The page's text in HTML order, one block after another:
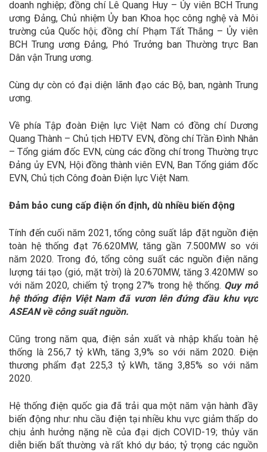
doanh nghiệp; đồng chí Lê Quang Huy – Ủy viên BCH Trung
ương Đảng, Chủ nhiệm Ủy ban Khoa học công nghệ và Môi
trường của Quốc hội; đồng chí Phạm Tất Thắng – Ủy viên
BCH Trung ương Đảng, Phó Trưởng ban Thường trực Ban
Dân vận Trung ương.
Cùng dự còn có đại diện lãnh đạo các Bộ, ban, ngành Trung
ương.
Về phía Tập đoàn Điện lực Việt Nam có đồng chí Dương
Quang Thành – Chủ tịch HĐTV EVN, đồng chí Trần Đình Nhân
– Tổng giám đốc EVN, cùng các đồng chí trong Thường trực
Đảng ủy EVN, Hội đồng thành viên EVN, Ban Tổng giám đốc
EVN, Chủ tịch Công đoàn Điện lực Việt Nam.
Đảm bảo cung cấp điện ổn định, dù nhiều biến động
Tính đến cuối năm 2021, tổng công suất lắp đặt nguồn điện
toàn hệ thống đạt 76.620MW, tăng gần 7.500MW so với
năm 2020. Trong đó, tổng công suất các nguồn điện năng
lượng tái tạo (gió, mặt trời) là 20.670MW, tăng 3.420MW so
với năm 2020, chiếm tỷ trọng 27% trong hệ thống. Quy mô
hệ thống điện Việt Nam đã vươn lên đứng đầu khu vực
ASEAN về công suất nguồn.
Cũng trong năm qua, điện sản xuất và nhập khẩu toàn hệ
thống là 256,7 tỷ kWh, tăng 3,9% so với năm 2020. Điện
thương phẩm đạt 225,3 tỷ kWh, tăng 3,85% so với năm
2020.
Hệ thống điện quốc gia đã trải qua một năm vận hành đầy
biến động như: nhu cầu điện tại nhiều khu vực giảm thấp do
chịu ảnh hưởng nặng nề của đại dịch COVID-19; thủy văn
diễn biến bất thường và rất khó dự báo; tỷ trọng các nguồn